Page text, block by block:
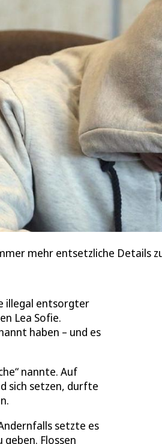
mehr entsetzliche Details
illegal entsorgter
Lea Sofie.
haben – und es
nannte. Auf
sich setzen, durfte
setzte es
Flossen